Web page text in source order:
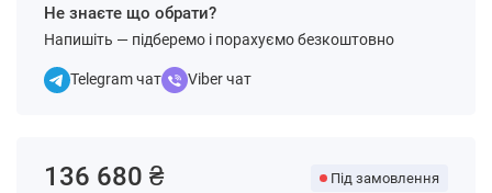
Не знаєте що обрати?
Напишіть — підберемо і порахуємо безкоштовно
Telegram чат Viber чат
136 680 ₴ Під замовлення